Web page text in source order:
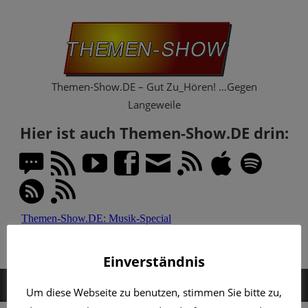
Themen-Show.DE – Gut Zu_Hören! …Gegen
Langeweile
Hier ist auch Themen-Show.DE drin:
MENÜ
Einverständnis
Um diese Webseite zu benutzen, stimmen Sie bitte zu,